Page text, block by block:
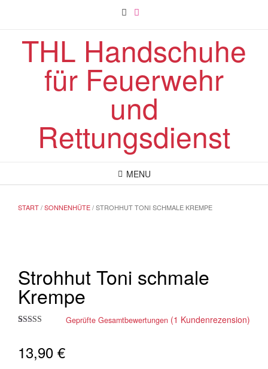
THL Handschuhe
für Feuerwehr
und
Rettungsdienst
MENU
START/SONNENHÜTE/ STROHHUT TONI SCHMALE KREMPE
Strohhut Toni schmale
Krempe
basierend auf
Kundenbewertung
Geprüfte Gesamtbewertungen (1 Kundenrezension)
13,90 €